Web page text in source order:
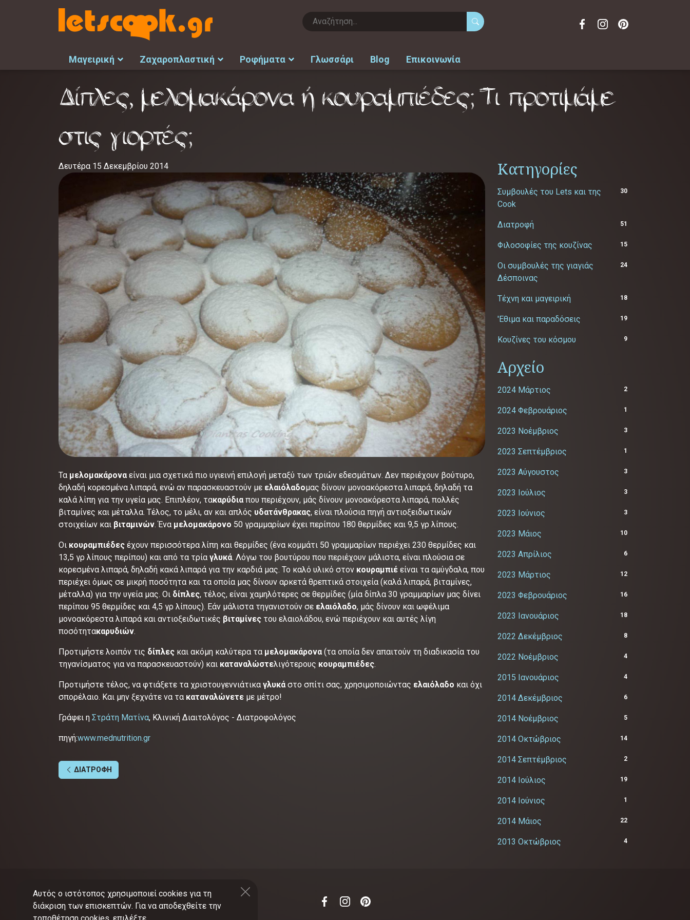
Μαγειρική Ζαχαροπλαστική Ροφήματα Γλωσσάρι Blog Επικοινωνία
Δίπλες, μελομακάρονα ή κουραμπιέδες; Τι προτιμάμε
στις γιορτές;
Δευτέρα 15 Δεκεμβρίου 2014
Τα μελομακάροναείναι μια σχετικά πιο υγιεινή επιλογή μεταξύ των τριών εδεσμάτων. Δεν περιέχουν βούτυρο,
δηλαδή κορεσμένα λιπαρά, ενώ αν παρασκευαστούν με ελαιόλαδομας δίνουν μονοακόρεστα λιπαρά, δηλαδή τα
καλά λίπη για την υγεία μας. Επιπλέον, τακαρύδια που περιέχουν, μάς δίνουν μονοακόρεστα λιπαρά, πολλές
βιταμίνες και μέταλλα. Τέλος, το μέλι, αν και απλός υδατάνθρακας, είναι πλούσια πηγή αντιοξειδωτικών
στοιχείων και βιταμινών. Ένα μελομακάρονο 50 γραμμαρίων έχει περίπου 180 θερμίδες και 9,5 γρ λίπους.
Οι κουραμπιέδες έχουν περισσότερα λίπη και θερμίδες (ένα κομμάτι 50 γραμμαρίων περιέχει 230 θερμίδες και
13,5 γρ λίπους περίπου) και από τα τρία γλυκά. Λόγω του βουτύρου που περιέχουν μάλιστα, είναι πλούσια σε
κορεσμένα λιπαρά, δηλαδή κακά λιπαρά για την καρδιά μας. Το καλό υλικό στον κουραμπιέ είναι τα αμύγδαλα, που
περιέχει όμως σε μικρή ποσότητα και τα οποία μας δίνουν αρκετά θρεπτικά στοιχεία (καλά λιπαρά, βιταμίνες,
μέταλλα) για την υγεία μας. Οι δίπλες, τέλος, είναι χαμηλότερες σε θερμίδες (μία δίπλα 30 γραμμαρίων μας δίνει
περίπου 95 θερμίδες και 4,5 γρ λίπους). Εάν μάλιστα τηγανιστούν σε ελαιόλαδο, μάς δίνουν και ωφέλιμα
μονοακόρεστα λιπαρά και αντιοξειδωτικές βιταμίνες του ελαιολάδου, ενώ περιέχουν και αυτές λίγη
ποσότητακαρυδιών.
Προτιμήστε λοιπόν τις δίπλες και ακόμη καλύτερα τα μελομακάρονα (τα οποία δεν απαιτούν τη διαδικασία του
τηγανίσματος για να παρασκευαστούν) και καταναλώστελιγότερους κουραμπιέδες.
Προτιμήστε τέλος, να φτιάξετε τα χριστουγεννιάτικα γλυκά στο σπίτι σας, χρησιμοποιώντας ελαιόλαδο και όχι
σπορέλαιο. Και μην ξεχνάτε να τα καταναλώνετε με μέτρο!
Γράφει η Στράτη Ματίνα, Κλινική Διαιτολόγος - Διατροφολόγος
πηγή:www.mednutrition.gr
ΔΙΑΤΡΟΦΗ
Κατηγορίες
Συμβουλές του Lets και της
Cook
30
Διατροφή 51
Φιλοσοφίες της κουζίνας 15
Οι συμβουλές της γιαγιάς
Δέσποινας
24
Τέχνη και μαγειρική 18
'Εθιμα και παραδόσεις 19
Κουζίνες του κόσμου 9
Αρχείο
2024 Μάρτιος 2
2024 Φεβρουάριος 1
2023 Νοέμβριος 3
2023 Σεπτέμβριος 1
2023 Αύγουστος 3
2023 Ιούλιος 3
2023 Ιούνιος 3
2023 Μάιος 10
2023 Απρίλιος 6
2023 Μάρτιος 12
2023 Φεβρουάριος 16
2023 Ιανουάριος 18
2022 Δεκέμβριος 8
2022 Νοέμβριος 4
2015 Ιανουάριος 4
2014 Δεκέμβριος 6
2014 Νοέμβριος 5
2014 Οκτώβριος 14
2014 Σεπτέμβριος 2
2014 Ιούλιος 19
2014 Ιούνιος 1
2014 Μάιος 22
2013 Οκτώβριος 4
Αυτός ο ιστότοπος χρησιμοποιεί cookies για τη
διάκριση των επισκεπτών. Για να αποδεχθείτε την